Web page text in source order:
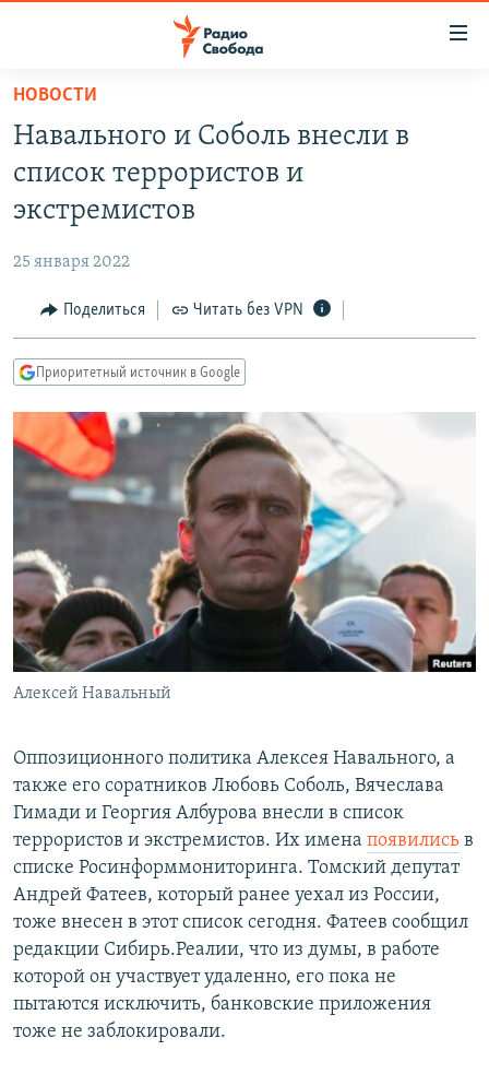
упрощенного
доступа
основному
Вернутся
Вернутся
поиску
АВТОРСКИЕ ПРОЕКТЫ
МНЕНИЯ
КУЛЬТУРА
КАВКАЗ.РЕАЛИИ
СЕВЕР.РЕАЛИИ
СИБИРЬ.РЕАЛИИ
РАСПИСАНИЕ ВЕЩАНИЯ
ПОДПИШИТЕСЬ НА РАССЫЛКУ
СОЦИАЛЬНЫЕ СЕТИ
Все сайты РСЕ/РС
НОВОСТИ
Навального и Соболь внесли в
список террористов и
экстремистов
25 января 2022
Поделиться Читать без VPN
Приоритетный источник в Google
Алексей Навальный
Оппозиционного политика Алексея Навального, а
также его соратников Любовь Соболь, Вячеслава
Гимади и Георгия Албурова внесли в список
террористов и экстремистов. Их имена появились в
списке Росинформмониторинга. Томский депутат
Андрей Фатеев, который ранее уехал из России,
тоже внесен в этот список сегодня. Фатеев сообщил
редакции Сибирь.Реалии, что из думы, в работе
которой он участвует удаленно, его пока не
пытаются исключить, банковские приложения
тоже не заблокировали.